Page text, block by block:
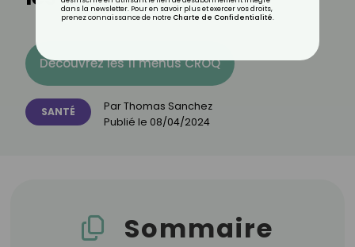
Découvrez les 11 menus CROQ
SANTÉ ParThomas Sanchez
Publié le 08/04/2024
Sommaire
dans la newsletter. Pour en savoir plus et exercer vos droits,
prenez connaissance de notre Charte de Confidentialité.